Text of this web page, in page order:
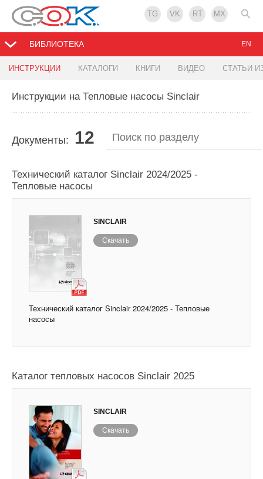
TG VK RT MX
БИБЛИОТЕКА
ИНСТРУКЦИИ КАТАЛОГИ КНИГИ ВИДЕО СТАТЬИ
EN
Инструкции на Тепловые насосы Sinclair
Документы: 12
Технический каталог Sinclair 2024/2025 -
Тепловые насосы
SINCLAIR
Скачать
Технический каталог Sinclair 2024/2025 - Тепловые
насосы
Каталог тепловых насосов Sinclair 2025
SINCLAIR
Скачать